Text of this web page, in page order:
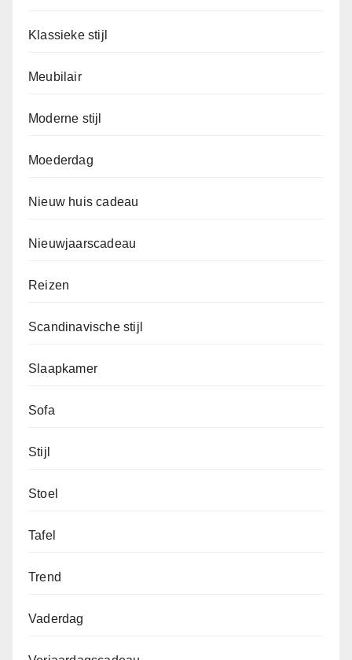
Klassieke stijl
Meubilair
Moderne stijl
Moederdag
Nieuw huis cadeau
Nieuwjaarscadeau
Reizen
Scandinavische stijl
Slaapkamer
Sofa
Stijl
Stoel
Tafel
Trend
Vaderdag